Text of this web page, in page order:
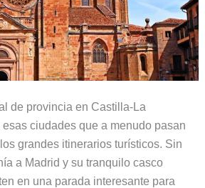
de provincia en Castilla-La
esas ciudades que a menudo pasan
grandes itinerarios turísticos. Sin
a Madrid y su tranquilo casco
en una parada interesante para